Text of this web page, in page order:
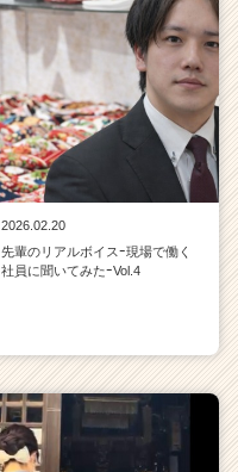
2026.02.20
先輩のリアルボイスｰ現場で働く
社員に聞いてみたｰVol.4